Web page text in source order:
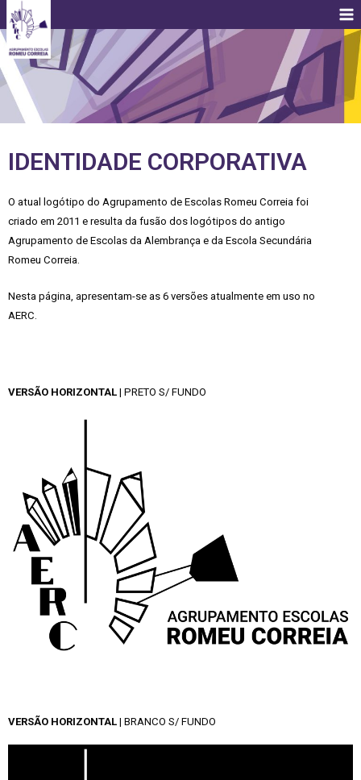
IDENTIDADE CORPORATIVA
O atual logótipo do Agrupamento de Escolas Romeu Correia foi
criado em 2011 e resulta da fusão dos logótipos do antigo
Agrupamento de Escolas da Alembrança e da Escola Secundária
Romeu Correia.
Nesta página, apresentam-se as 6 versões atualmente em uso no
AERC.
VERSÃO HORIZONTAL | PRETO S/ FUNDO
VERSÃO HORIZONTAL | BRANCO S/ FUNDO